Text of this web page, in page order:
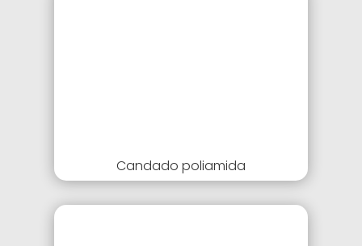
Candado poliamida